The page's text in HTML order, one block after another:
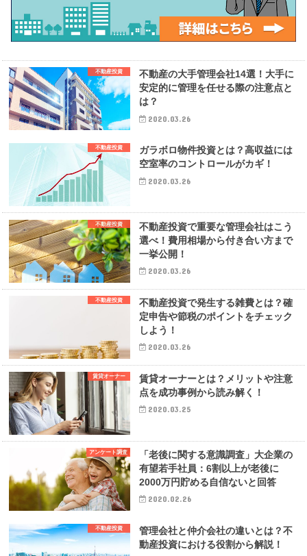
不動産投資
不動産の大手管理会社14選！大手に
安定的に管理を任せる際の注意点と
は？
2020.03.26
不動産投資
ガラボロ物件投資とは？高収益には
空室率のコントロールがカギ！
2020.03.26
不動産投資
不動産投資で重要な管理会社はこう
選べ！費用相場から付き合い方まで
一挙公開！
2020.03.26
不動産投資
不動産投資で発生する雑費とは？確
定申告や節税のポイントをチェック
しよう！
2020.03.26
賃貸オーナー
賃貸オーナーとは？メリットや注意
点を成功事例から読み解く！
2020.03.25
アンケート調査
「老後に関する意識調査」大企業の
有望若手社員：6割以上が老後に
2000万円貯める自信ないと回答
2020.02.26
不動産投資
管理会社と仲介会社の違いとは？不
動産投資における役割から解説！